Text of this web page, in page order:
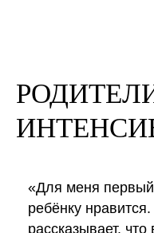
«Для меня
ребёнку
рассказывает,